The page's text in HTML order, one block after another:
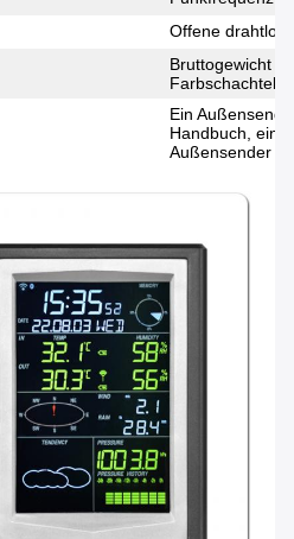
Offene
Bruttogewicht
Ein
Handbuch, ein
Außensender